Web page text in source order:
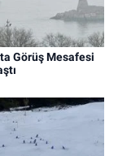
Görüş Mesafesi